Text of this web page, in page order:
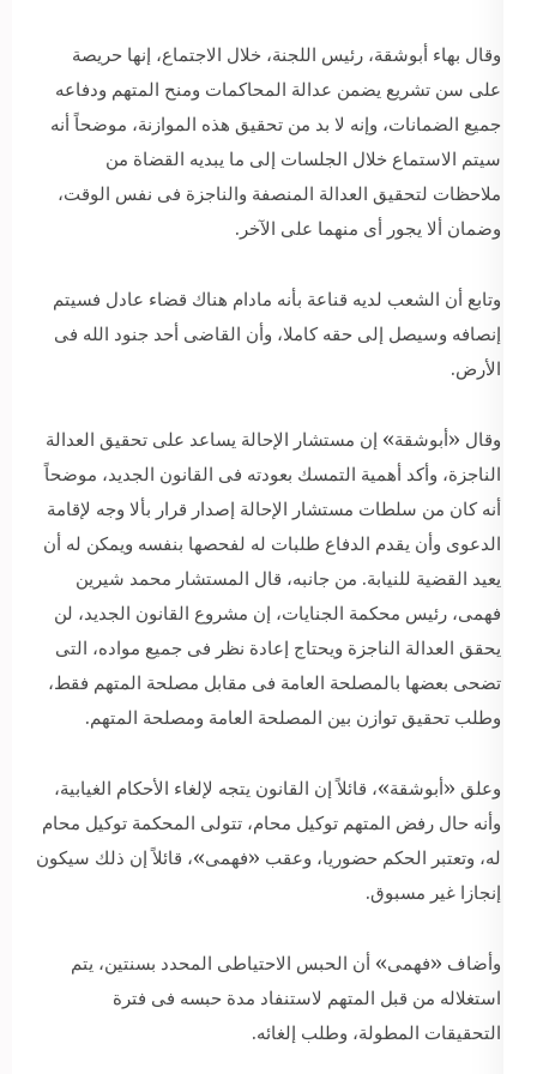
وقال بهاء أبوشقة، رئيس اللجنة، خلال الاجتماع، إنها حريصة
على سن تشريع يضمن عدالة المحاكمات ومنح المتهم ودفاعه
جميع الضمانات، وإنه لا بد من تحقيق هذه الموازنة، موضحاً أنه
سيتم الاستماع خلال الجلسات إلى ما يبديه القضاة من
ملاحظات لتحقيق العدالة المنصفة والناجزة فى نفس الوقت،
وضمان ألا يجور أى منهما على الآخر.
وتابع أن الشعب لديه قناعة بأنه مادام هناك قضاء عادل فسيتم
إنصافه وسيصل إلى حقه كاملا، وأن القاضى أحد جنود الله فى
الأرض.
وقال «أبوشقة» إن مستشار الإحالة يساعد على تحقيق العدالة
الناجزة، وأكد أهمية التمسك بعودته فى القانون الجديد، موضحاً
أنه كان من سلطات مستشار الإحالة إصدار قرار بألا وجه لإقامة
الدعوى وأن يقدم الدفاع طلبات له لفحصها بنفسه ويمكن له أن
يعيد القضية للنيابة. من جانبه، قال المستشار محمد شيرين
فهمى، رئيس محكمة الجنايات، إن مشروع القانون الجديد، لن
يحقق العدالة الناجزة ويحتاج إعادة نظر فى جميع مواده، التى
تضحى بعضها بالمصلحة العامة فى مقابل مصلحة المتهم فقط،
وطلب تحقيق توازن بين المصلحة العامة ومصلحة المتهم.
وعلق «أبوشقة»، قائلاً إن القانون يتجه لإلغاء الأحكام الغيابية،
وأنه حال رفض المتهم توكيل محام، تتولى المحكمة توكيل محام
له، وتعتبر الحكم حضوريا، وعقب «فهمى»، قائلاً إن ذلك سيكون
إنجازا غير مسبوق.
وأضاف «فهمى» أن الحبس الاحتياطى المحدد بسنتين، يتم
استغلاله من قبل المتهم لاستنفاد مدة حبسه فى فترة
التحقيقات المطولة، وطلب إلغائه.